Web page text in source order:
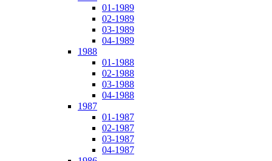
01-1989
02-1989
03-1989
04-1989
1988
01-1988
02-1988
03-1988
04-1988
1987
01-1987
02-1987
03-1987
04-1987